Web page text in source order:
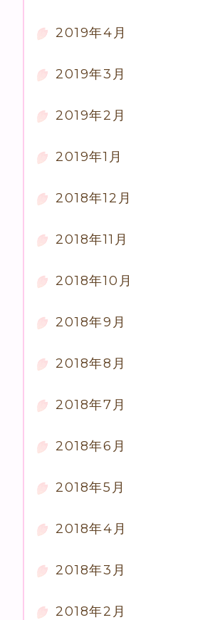
2019年4月
2019年3月
2019年2月
2019年1月
2018年12月
2018年11月
2018年10月
2018年9月
2018年8月
2018年7月
2018年6月
2018年5月
2018年4月
2018年3月
2018年2月